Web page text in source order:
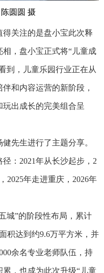
圆圆 摄
关注的是盘小宝此次释
，盘小宝正式将“儿童成
到，儿童乐园行业正在从
和内容运营的新阶段，
出成长的完美组合呈
先生进行了主题分享。
：2021年从长沙起步，2
2025年走进重庆，2026年
”的阶段性布局，累计
积达到约9.6万平方米，并
余名专业老师队伍，持
，也成为此次升级“儿童